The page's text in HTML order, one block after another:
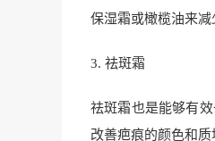
保湿霜或橄榄油来减
3. 祛斑霜
祛斑霜也是能够有
改善疤痕的颜色和